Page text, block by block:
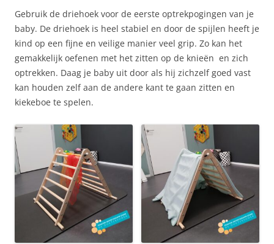
Gebruik de driehoek voor de eerste optrekpogingen van je
baby. De driehoek is heel stabiel en door de spijlen heeft je
kind op een fijne en veilige manier veel grip. Zo kan het
gemakkelijk oefenen met het zitten op de knieën en zich
optrekken. Daag je baby uit door als hij zichzelf goed vast
kan houden zelf aan de andere kant te gaan zitten en
kiekeboe te spelen.